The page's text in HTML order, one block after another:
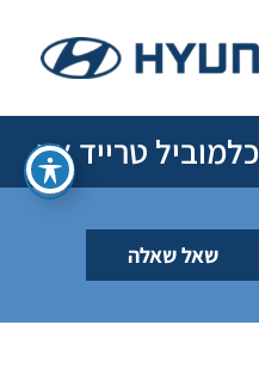
כלמוביל טרייד אין
שאל שאלה